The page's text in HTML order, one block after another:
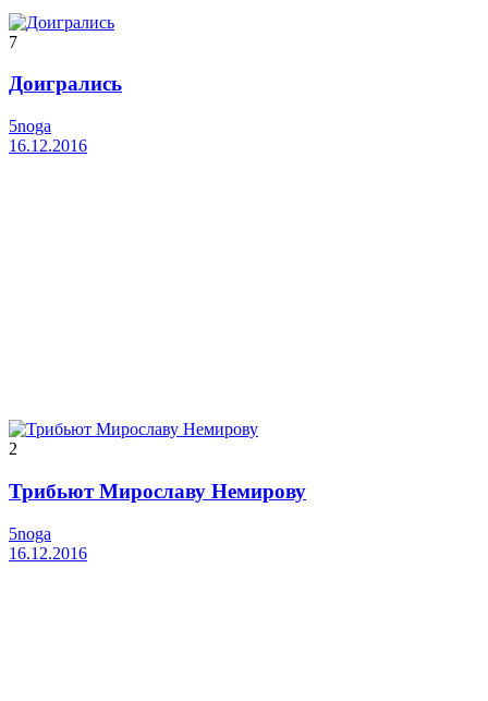
7
Доигрались
5noga
16.12.2016
2
Трибьют Мирославу Немирову
5noga
16.12.2016